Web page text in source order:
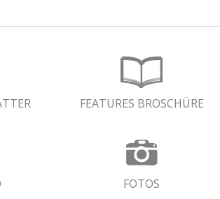
FEATURES BROSCHÜRE
FOTOS